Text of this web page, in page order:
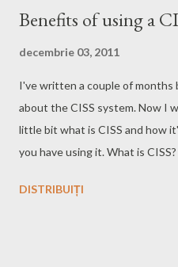
Benefits of using a
decembrie 03, 2011
I've written a couple of months
about the CISS system. Now I
little bit what is CISS and how
you have using it. What is CISS?
DISTRIBUIȚI